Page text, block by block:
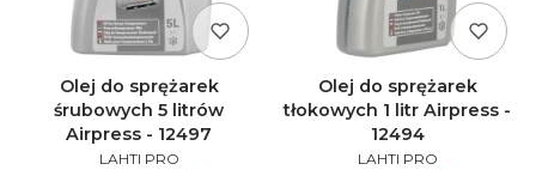
Olej do sprężarek
śrubowych 5 litrów
Airpress - 12497
PRODUCENT
LAHTI PRO
Olej do sprężarek
tłokowych 1 litr Airpress -
12494
PRODUCENT
LAHTI PRO